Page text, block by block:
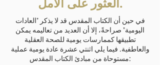
في حين أن الكتاب المقدس قد لا يذكر "العادات
اليومية" صراحةً، إلا أن العديد من تعاليمه يمكن
تطبيقها كممارسات يومية للصحة العقلية
والعاطفية. فيما يلي اثنتي عشرة عادة يومية عملية
مستوحاة من مبادئ الكتاب المقدس: